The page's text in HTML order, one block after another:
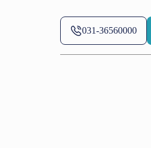
031-36560000